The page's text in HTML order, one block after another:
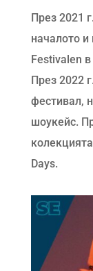
През 2021
началото
Festivalen
През 2022
фестивал,
шоукейс.
Days.